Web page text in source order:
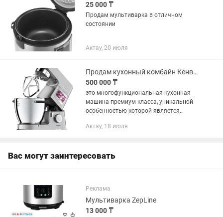
25 000 ₸
Продам мультиварка в отличном
состоянии
Актау, 20 июля
Продам кухонный комбайн Кенвуд
500 000 ₸
это многофункциональная кухонная
машина премиум-класса, уникальной
особенностью которой является
прямо в чаше в диапазоне от 20 до 180
Актау, 18 июля
Вас могут заинтересовать
Реклама
Мультиварка ZepLine
13 000 ₸